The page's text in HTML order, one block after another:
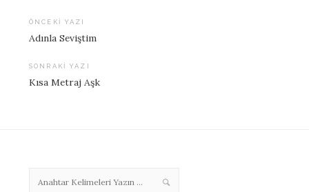
dolaşımı
ÖNCEKI YAZI
Adınla Seviştim
SONRAKI YAZI
Kısa Metraj Aşk